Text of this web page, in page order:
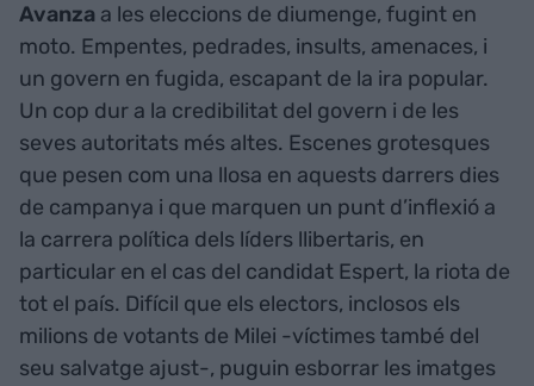
Avanza a les eleccions de diumenge, fugint en
moto. Empentes, pedrades, insults, amenaces, i
un govern en fugida, escapant de la ira popular.
Un cop dur a la credibilitat del govern i de les
seves autoritats més altes. Escenes grotesques
que pesen com una llosa en aquests darrers dies
de campanya i que marquen un punt d’inflexió a
la carrera política dels líders llibertaris, en
particular en el cas del candidat Espert, la riota de
tot el país. Difícil que els electors, inclosos els
milions de votants de Milei -víctimes també del
seu salvatge ajust-, puguin esborrar les imatges